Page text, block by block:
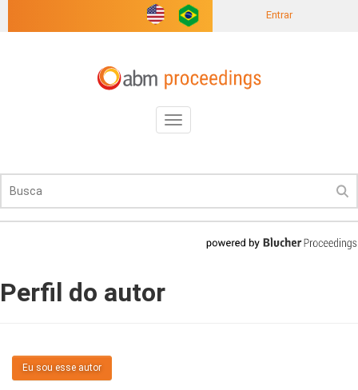
Entrar
Toggle
navigation
Perfil do autor
Eu sou esse autor